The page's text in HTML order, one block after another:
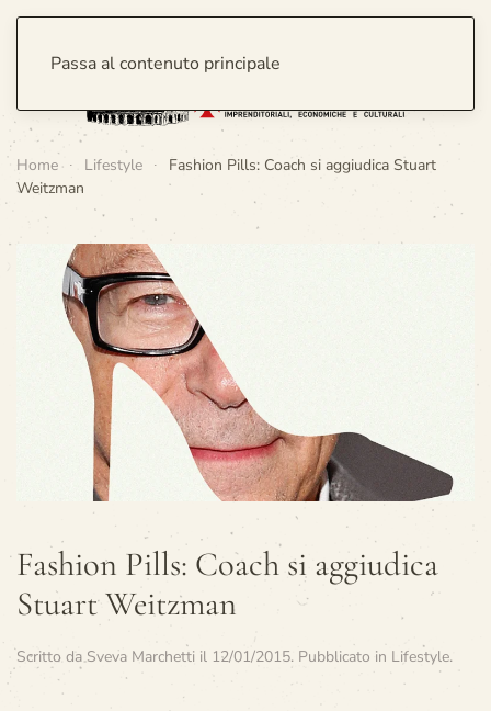
Passa al contenuto principale
Home Lifestyle
Fashion Pills: Coach si aggiudica Stuart
Weitzman
Fashion Pills: Coach si aggiudica
Stuart Weitzman
Scritto daSveva Marchetti il 12/01/2015. Pubblicato in Lifestyle.